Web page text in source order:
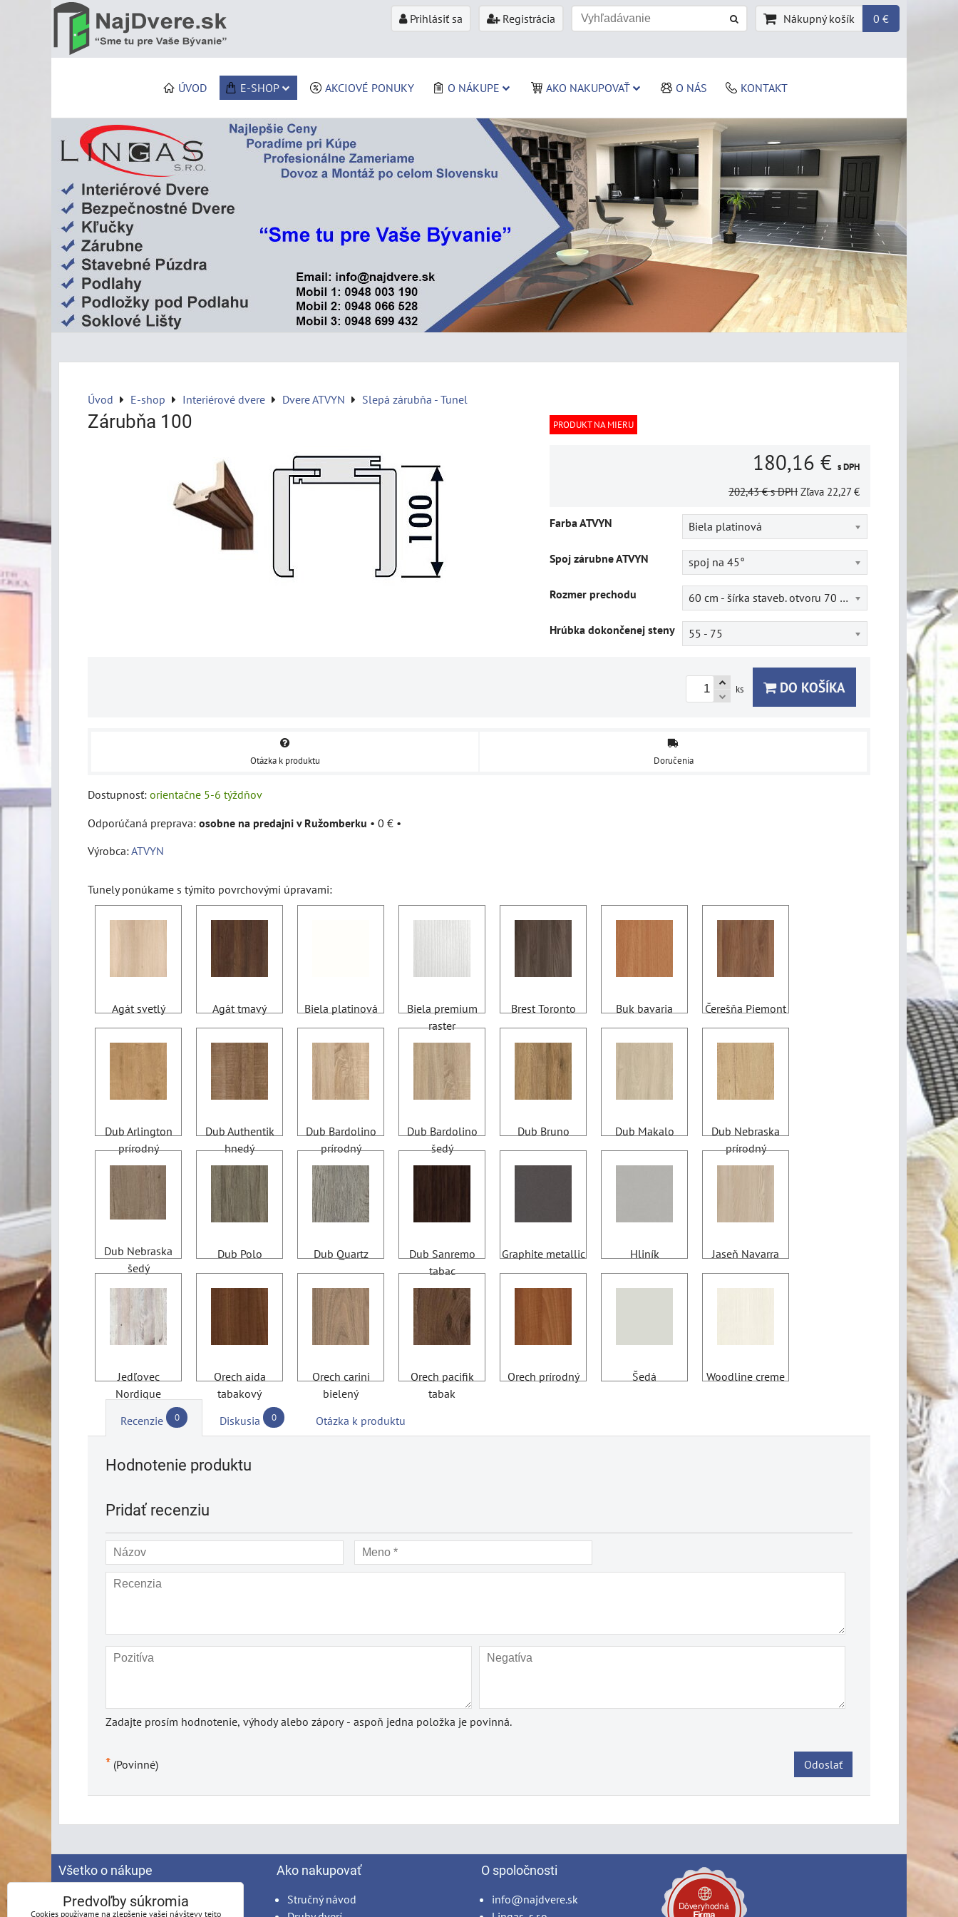
Prihlásiť sa Registrácia Nákupný košík 0 €
ÚVOD E-SHOP AKCIOVÉ PONUKY O NÁKUPE AKO NAKUPOVAŤ O NÁS KONTAKT
Úvod E-shop Interiérové dvere Dvere ATVYN Slepá zárubňa - Tunel
Zárubňa 100 PRODUKT NA MIERU
180,16 € s DPH
202,43 € s DPH Zľava 22,27 €
Farba ATVYN Biela platinová
Spoj zárubne ATVYN spoj na 45°
Rozmer prechodu 60 cm - šírka staveb. otvoru 70 cm
Hrúbka dokončenej steny 55 - 75
ks DO KOŠÍKA
Otázka k produktu Doručenia
Dostupnosť: orientačne 5-6 týždňov
osobne na predajni v Ružomberku • 0 € •
Výrobca:ATVYN
Tunely ponúkame s týmito povrchovými úpravami:
Agát svetlý Agát tmavý Biela platinová
Biela premium
raster
Brest Toronto Buk bavaria Čerešňa Piemont
Dub Arlington
prírodný
Dub Authentik
hnedý
Dub Bardolino
prírodný
Dub Bardolino
šedý
Dub Bruno Dub Makalo
Dub Nebraska
prírodný
Dub Nebraska
šedý
Dub Polo Dub Quartz
Dub Sanremo
tabac
Graphite metallic Hliník Jaseň Navarra
Jedľovec
Nordique
Orech aida
tabakový
Orech carini
bielený
Orech pacifik
tabak
Orech prírodný Šedá Woodline creme
Recenzie 0 Diskusia 0 Otázka k produktu
Hodnotenie produktu
Pridať recenziu
Zadajte prosím hodnotenie, výhody alebo zápory - aspoň jedna položka je povinná.
* (Povinné) Odoslať
Všetko o nákupe
Spracovanie osobných údajov
Ako nakupovať
Stručný návod
O spoločnosti
info@najdvere.sk
Predvoľby súkromia
Cookies používame na zlepšenie vašej návštevy tejto